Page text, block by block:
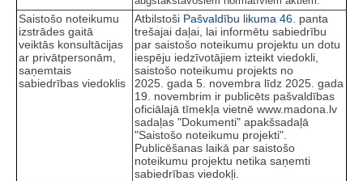
Saistošo noteikumu
izstrādes gaitā
veiktās konsultācijas
ar privātpersonām,
saņemtais
sabiedrības viedoklis
Atbilstoši Pašvaldību likuma 46. panta
trešajai daļai, lai informētu sabiedrību
par saistošo noteikumu projektu un dotu
iespēju iedzīvotājiem izteikt viedokli,
saistošo noteikumu projekts no
2025. gada 5. novembra līdz 2025. gada
19. novembrim ir publicēts pašvaldības
oficiālajā tīmekļa vietnē www.madona.lv
sadaļas "Dokumenti" apakšsadaļā
"Saistošo noteikumu projekti".
Publicēšanas laikā par saistošo
noteikumu projektu netika saņemti
sabiedrības viedokļi.